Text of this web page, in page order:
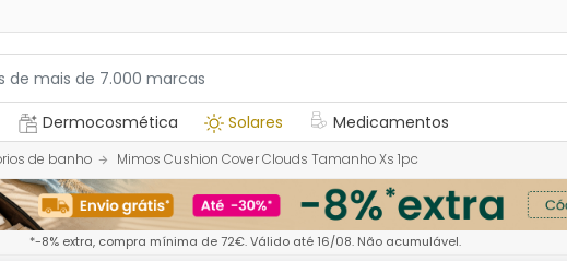
Dermocosmética Solares Medicamentos
de banho Mimos Cushion Cover Clouds Tamanho Xs 1pc
*-8% extra, compra mínima de 72€. Válido até 16/08. Não acumulável.